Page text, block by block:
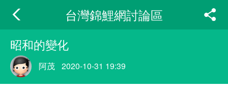
台灣錦鯉網討論區
昭和的變化
阿茂 2020-10-31 19:39